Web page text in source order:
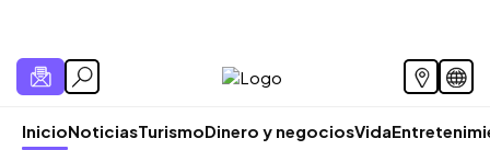
InicioNoticiasTurismoDinero y negociosVida